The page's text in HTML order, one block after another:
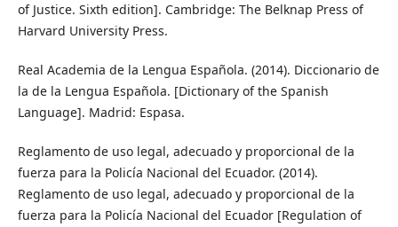
of Justice. Sixth edition]. Cambridge: The Belknap Press of
Harvard University Press.
Real Academia de la Lengua Española. (2014). Diccionario de
la de la Lengua Española. [Dictionary of the Spanish
Language]. Madrid: Espasa.
Reglamento de uso legal, adecuado y proporcional de la
fuerza para la Policía Nacional del Ecuador. (2014).
Reglamento de uso legal, adecuado y proporcional de la
fuerza para la Policía Nacional del Ecuador [Regulation of